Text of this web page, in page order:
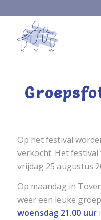
Op het festival
verkocht. Het
vrijdag 25 augustus
Op maandag in
weer een leuke
woensdag 21.00 uur